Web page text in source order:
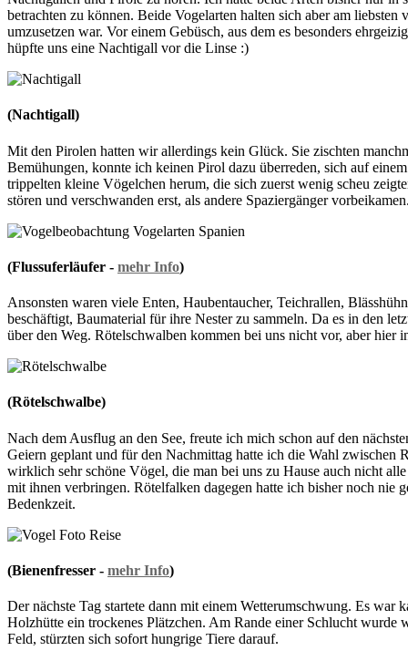
betrachten zu können. Beide Vogelarten halten sich aber am
umzusetzen war. Vor einem Gebüsch, aus dem es besonders
hüpfte uns eine Nachtigall vor die Linse :)
(Nachtigall)
Mit den Pirolen hatten wir allerdings kein Glück. Sie zischten
Bemühungen, konnte ich keinen Pirol dazu überreden, sich auf
trippelten kleine Vögelchen herum, die sich zuerst wenig scheu
stören und verschwanden erst, als andere Spaziergänger
(Flussuferläufer - mehr Info)
Ansonsten waren viele Enten, Haubentaucher, Teichrallen,
beschäftigt, Baumaterial für ihre Nester zu sammeln. Da es in den
über den Weg. Rötelschwalben kommen bei uns nicht vor, aber hier
(Rötelschwalbe)
Nach dem Ausflug an den See, freute ich mich schon auf den
Geiern geplant und für den Nachmittag hatte ich die Wahl zwischen
wirklich sehr schöne Vögel, die man bei uns zu Hause auch nicht
mit ihnen verbringen. Rötelfalken dagegen hatte ich bisher noch nie
Bedenkzeit.
(Bienenfresser - mehr Info)
Der nächste Tag startete dann mit einem Wetterumschwung. Es
Holzhütte ein trockenes Plätzchen. Am Rande einer Schlucht
Feld, stürzten sich sofort hungrige Tiere darauf.